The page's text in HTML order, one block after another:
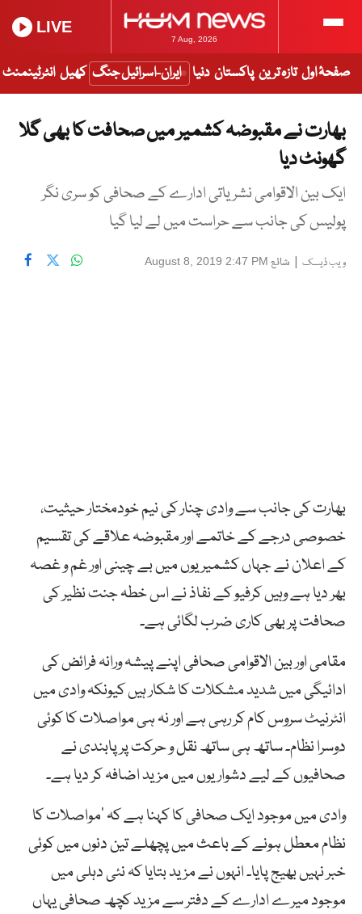
7 Aug, 2026
LIVE
صفحۂ اول تازہ ترین پاکستان دنیا ایران-اسرائیل جنگ کھیل انٹرٹینمنٹ
بھارت نے مقبوضہ کشمیر میں صحافت کا بھی گلا
گھونٹ دیا
ایک بین الاقوامی نشریاتی ادارے کے صحافی کو سری نگر
پولیس کی جانب سے حراست میں لے لیا گیا
ویب ڈیسک | شائع August 8, 2019 2:47 PM
بھارت کی جانب سے وادی چنار کی نیم خودمختار حیثیت،
خصوصی درجے کے خاتمے اور مقبوضہ علاقے کی تقسیم
کے اعلان نے جہاں کشمیریوں میں بے چینی اور غم و غصہ
بھر دیا ہے وہیں کرفیو کے نفاذ نے اس خطہ جنت نظیر کی
صحافت پر بھی کاری ضرب لگائی ہے۔
مقامی اور بین الاقوامی صحافی اپنے پیشہ ورانہ فرائض کی
ادائیگی میں شدید مشکلات کا شکار ہیں کیونکہ وادی میں
انٹرنیٹ سروس کام کر رہی ہے اور نہ ہی مواصلات کا کوئی
دوسرا نظام۔ ساتھ ہی ساتھ نقل و حرکت پر پابندی نے
صحافیوں کے لیے دشواریوں میں مزید اضافہ کر دیا ہے۔
وادی میں موجود ایک صحافی کا کہنا ہے کہ ’مواصلات کا
نظام معطل ہونے کے باعث میں پچھلے تین دنوں میں کوئی
خبر نہیں بھیج پایا۔ انہوں نے مزید بتایا کہ نئی دہلی میں
موجود میرے ادارے کے دفتر سے مزید کچھ صحافی یہاں